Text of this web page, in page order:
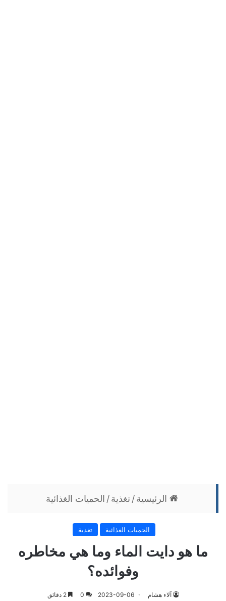
الرئيسية / تغذية / الحميات الغذائية
الحميات الغذائية تغذية
ما هو دايت الماء وما هي مخاطره
وفوائده؟
آلاء هشام 2023-09-06
0 2 دقائق